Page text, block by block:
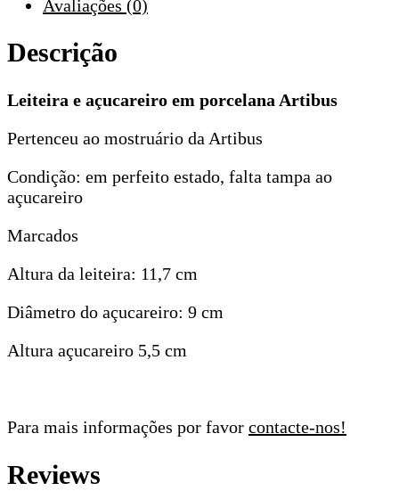
Avaliações (0)
Descrição
Leiteira e açucareiro em porcelana Artibus
Pertenceu ao mostruário da Artibus
Condição: em perfeito estado, falta tampa ao
açucareiro
Marcados
Altura da leiteira: 11,7 cm
Diâmetro do açucareiro: 9 cm
Altura açucareiro 5,5 cm
Para mais informações por favor contacte-nos!
Reviews